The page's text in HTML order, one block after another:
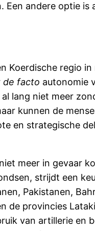
Een andere optie is
Koerdische regio
de facto autonomie
lang niet meer
kunnen de
en strategische
meer in gevaar
strijdt een
Pakistanen,
de provincies
van artillerie en